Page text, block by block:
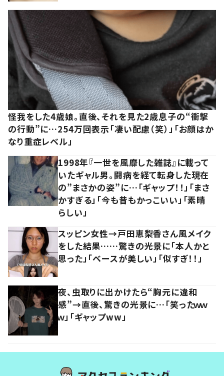
怪我をした4歳娘。直後、それを見た2歳息子の“衝撃
の行動”に…254万回表示「凄い配慮（笑）」「お顔はか
なり重症レベル」
1998年『一世を風靡した雑誌』に載って
いたギャル男。闘病を経て転身した現在
の”まさかの姿”に…「ギャップ！！」「まさ
かすぎる」「今も昔もかっこいい」「素晴
らしい」
スッピン女性→戸田恵梨香さん風メイク
をした結果……驚きの光景に「本人かと
思った」「ベースが美しい」「似すぎ！！」
夜、虫取りに出かけたら“胸元に違和
感”→直後、驚きの光景に…「笑ったｗｗ
ｗ」「ギャップww」